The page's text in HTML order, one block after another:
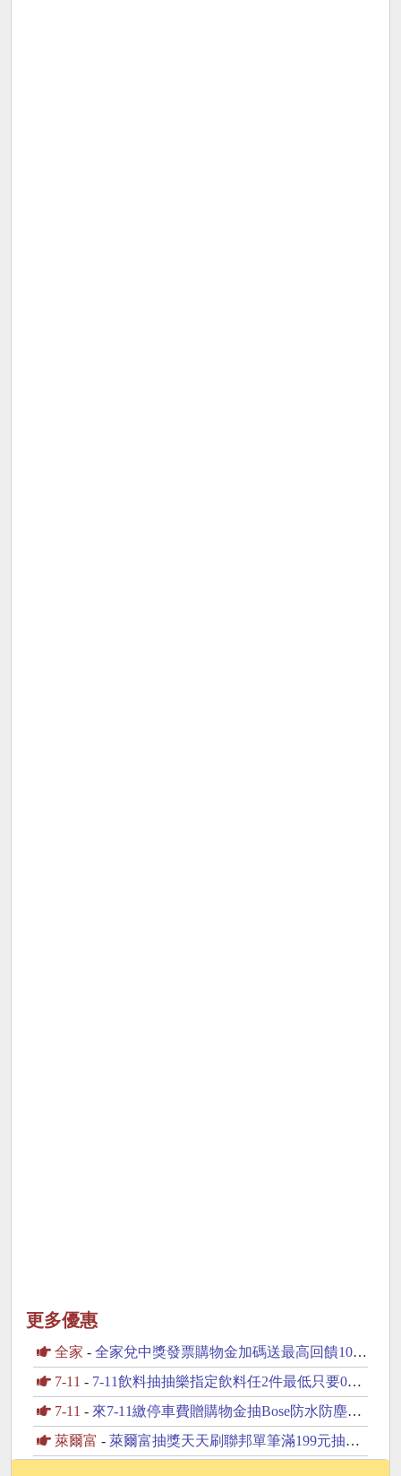
更多優惠
全家 - 全家兌中獎發票購物金加碼送最高回饋100元購物金
7-11 - 7-11飲料抽抽樂指定飲料任2件最低只要0元起
7-11 - 來7-11繳停車費贈購物金抽Bose防水防塵藍芽喇叭
萊爾富 - 萊爾富抽獎天天刷聯邦單筆滿199元抽黃金豆